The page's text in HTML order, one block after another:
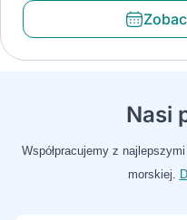
Nasi
Współpracujemy z
morskiej.